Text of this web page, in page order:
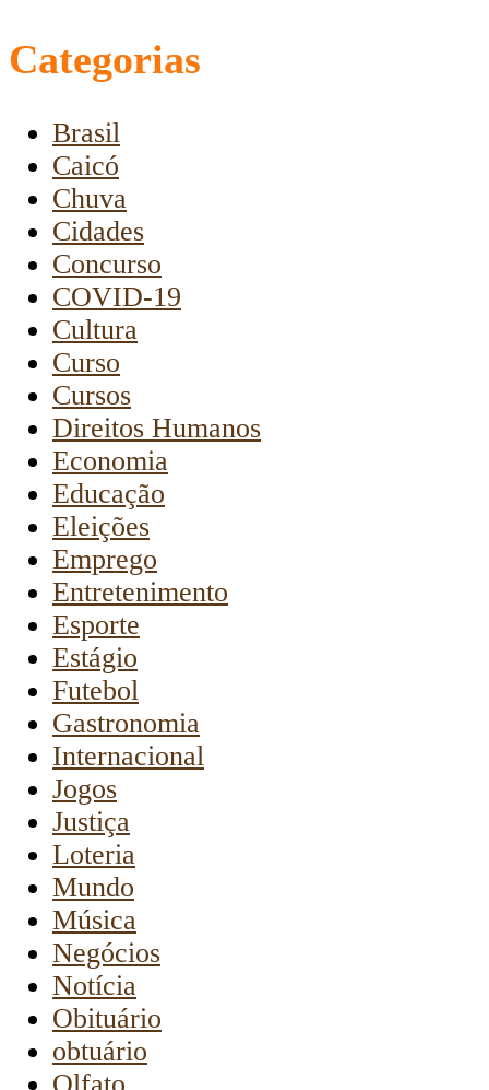
Categorias
Brasil
Caicó
Chuva
Cidades
Concurso
COVID-19
Cultura
Curso
Cursos
Direitos Humanos
Economia
Educação
Eleições
Emprego
Entretenimento
Esporte
Estágio
Futebol
Gastronomia
Internacional
Jogos
Justiça
Loteria
Mundo
Música
Negócios
Notícia
Obituário
obtuário